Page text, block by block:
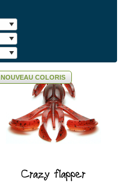
NOUVEAU COLORIS
Crazy flapper